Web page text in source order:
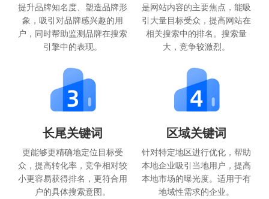
提升品牌知名度、塑造品牌形
象，吸引对品牌感兴趣的用
户，同时帮助监测品牌在搜索
引擎中的表现。
是网站内容的主要焦点，能吸
引大量目标受众，提高网站在
相关搜索中的排名。搜索量
大，竞争较激烈。
长尾关键词
更能够更精确地定位目标受
众，提高转化率，竞争相对较
小更容易获得排名，更符合用
户的具体搜索意图。
区域关键词
针对特定地区进行优化，帮助
本地企业吸引当地用户，提高
本地市场的曝光度。适用于有
地域性需求的企业。